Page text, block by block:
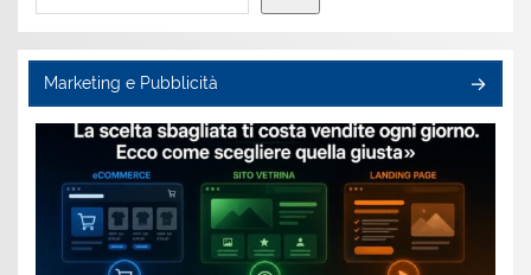
Marketing e Pubblicità